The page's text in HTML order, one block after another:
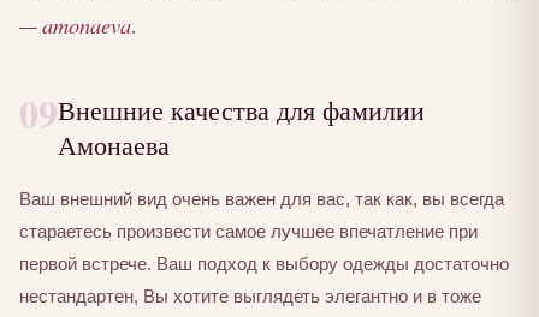
— amonaeva.
09Внешние качества для фамилии
Амонаева
Ваш внешний вид очень важен для вас, так как, вы всегда
стараетесь произвести самое лучшее впечатление при
первой встрече. Ваш подход к выбору одежды достаточно
нестандартен, Вы хотите выглядеть элегантно и в тоже